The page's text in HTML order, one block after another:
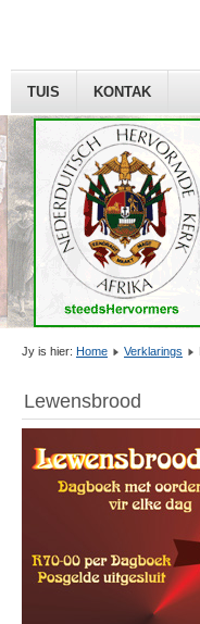
TUIS KONTAK
Jy is hier: Home Verklarings
Lewensbrood